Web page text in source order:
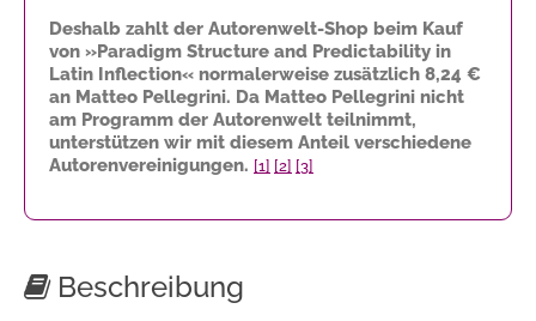
Deshalb zahlt der Autorenwelt-Shop beim Kauf
von »Paradigm Structure and Predictability in
Latin Inflection« normalerweise zusätzlich 8,24 €
an Matteo Pellegrini. Da Matteo Pellegrini nicht
am Programm der Autorenwelt teilnimmt,
unterstützen wir mit diesem Anteil verschiedene
Autorenvereinigungen. [1] [2] [3]
Beschreibung